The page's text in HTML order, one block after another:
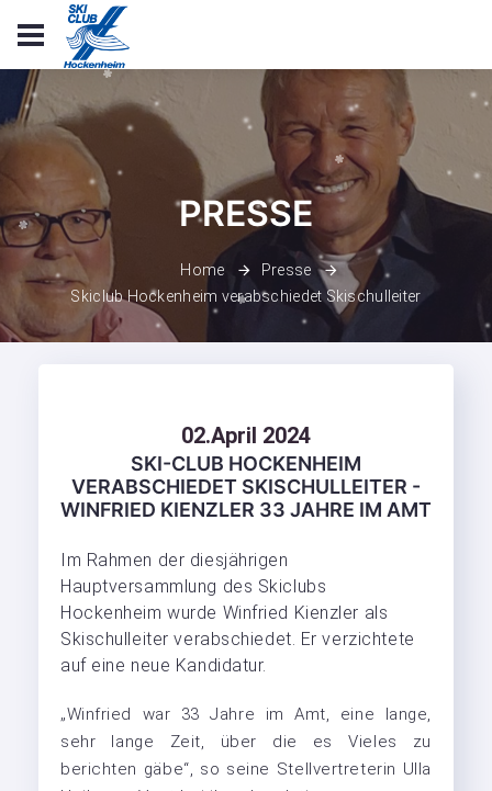
PRESSE
Home
Presse
Skiclub Hockenheim verabschiedet Skischulleiter
02.April 2024
SKI-CLUB HOCKENHEIM
VERABSCHIEDET SKISCHULLEITER -
WINFRIED KIENZLER 33 JAHRE IM AMT
Im Rahmen der diesjährigen
Hauptversammlung des Skiclubs
Hockenheim wurde Winfried Kienzler als
Skischulleiter verabschiedet. Er verzichtete
auf eine neue Kandidatur.
„Winfried war 33 Jahre im Amt, eine lange,
sehr lange Zeit, über die es Vieles zu
berichten gäbe“, so seine Stellvertreterin Ulla